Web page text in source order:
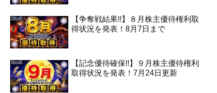
【争奪戦結果!!】８月株主優待権利取
得状況を発表！8月7日まで
【記念優待確保!!】９月株主優待権利
取得状況を発表！7月24日更新